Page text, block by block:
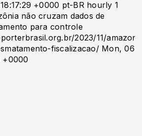
+0000 pt-BR hourly 1
não cruzam dados de
para controle
2023/11/
fiscalizacao/ Mon, 06
+0000